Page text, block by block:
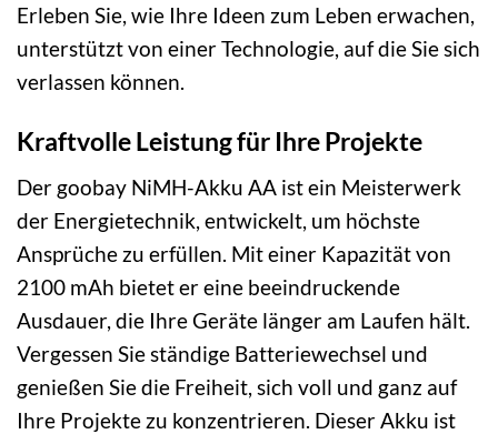
Erleben Sie, wie Ihre Ideen zum Leben erwachen,
unterstützt von einer Technologie, auf die Sie sich
verlassen können.
Kraftvolle Leistung für Ihre Projekte
Der goobay NiMH-Akku AA ist ein Meisterwerk
der Energietechnik, entwickelt, um höchste
Ansprüche zu erfüllen. Mit einer Kapazität von
2100 mAh bietet er eine beeindruckende
Ausdauer, die Ihre Geräte länger am Laufen hält.
Vergessen Sie ständige Batteriewechsel und
genießen Sie die Freiheit, sich voll und ganz auf
Ihre Projekte zu konzentrieren. Dieser Akku ist